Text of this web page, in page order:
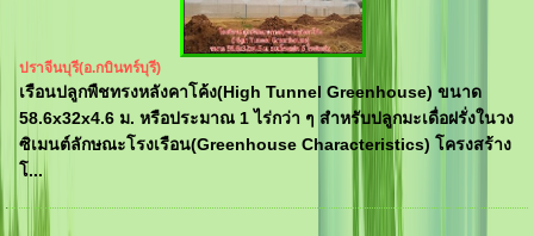
ปราจีนบุรี(อ.กบินทร์บุรี)
เรือนปลูกพืชทรงหลังคาโค้ง(High Tunnel Greenhouse) ขนาด
58.6x32x4.6 ม. หรือประมาณ 1 ไร่กว่า ๆ สำหรับปลูกมะเดื่อฝรั่งในวง
ซิเมนต์ลักษณะโรงเรือน(Greenhouse Characteristics) โครงสร้าง
โ...